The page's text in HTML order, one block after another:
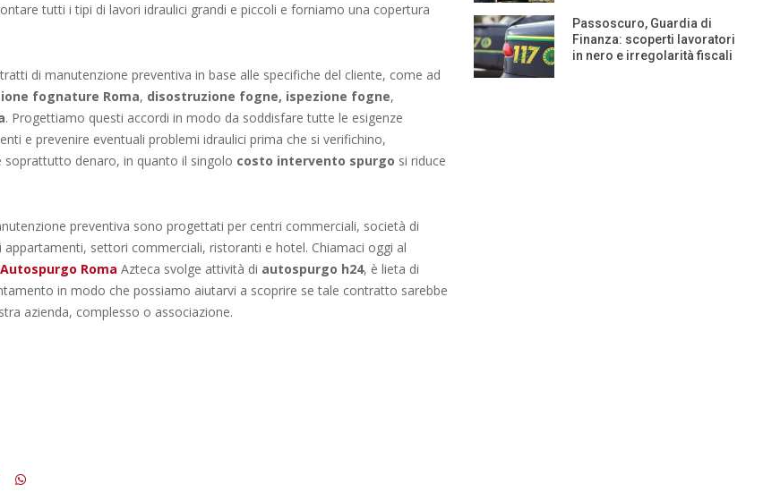
tutti i tipi di lavori idraulici grandi e piccoli e forniamo una copertura
di manutenzione preventiva in base alle specifiche del cliente, come ad
fognature Roma, disostruzione fogne, ispezione fogne,
. Progettiamo questi accordi in modo da soddisfare tutte le esigenze
e prevenire eventuali problemi idraulici prima che si verifichino,
denaro, in quanto il singolo costo intervento spurgo si riduce
preventiva sono progettati per centri commerciali, società di
appartamenti, settori commerciali, ristoranti e hotel. Chiamaci oggi al
Autospurgo Roma Azteca svolge attività di autospurgo h24, è lieta di
in modo che possiamo aiutarvi a scoprire se tale contratto sarebbe
azienda, complesso o associazione.
Passoscuro, Guardia di
Finanza: scoperti lavoratori
in nero e irregolarità fiscali